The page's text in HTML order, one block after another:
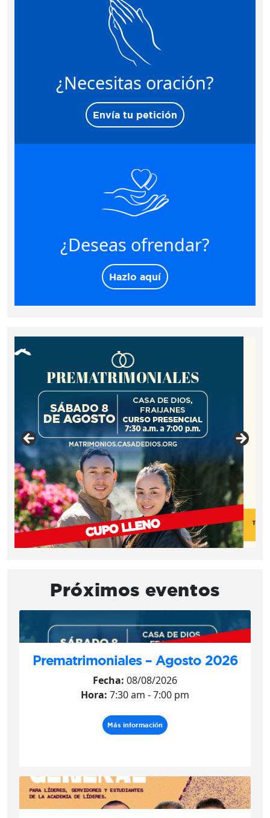
¿Necesitas oración?
Envía tu petición
¿Deseas ofrendar?
Hazlo aquí
Próximos eventos
Prematrimoniales – Agosto 2026
Fecha: 08/08/2026
Hora: 7:30 am - 7:00 pm
Más información